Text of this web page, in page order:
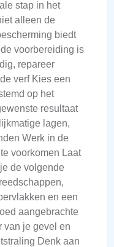
stap in het
alleen de
biedt
voorbereiding is
repareer
verf Kies een
op het
resultaat
lagen,
Werk in de
voorkomen Laat
de volgende
en een
aangebrachte
van je gevel en
Denk aan